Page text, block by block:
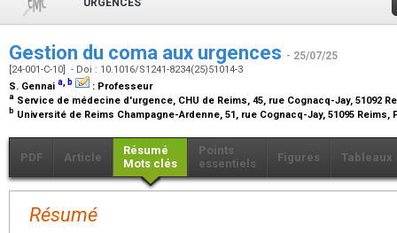
URGENCES
Gestion du coma aux urgences - 25/07/25
[24-001-C-10] - Doi : 10.1016/S1241-8234(25)51014-3
S. Gennai a, b : Professeur
a Service de médecine d'urgence, CHU de Reims, 45, rue Cognacq-Jay, 51092
b Université de Reims Champagne-Ardenne, 51, rue Cognacq-Jay, 51095 Reims,
PDF Article
Résumé
Mots clés
Points
essentiels
Figures Tableaux
Résumé